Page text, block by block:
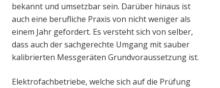
bekannt und umsetzbar sein. Darüber hinaus ist
auch eine berufliche Praxis von nicht weniger als
einem Jahr gefordert. Es versteht sich von selber,
dass auch der sachgerechte Umgang mit sauber
kalibrierten Messgeräten Grundvoraussetzung ist.
Elektrofachbetriebe, welche sich auf die Prüfung